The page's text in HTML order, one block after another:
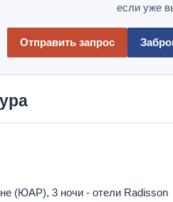
если уже
Отправить запрос
(ЮАР), 3 ночи - отели Radisson